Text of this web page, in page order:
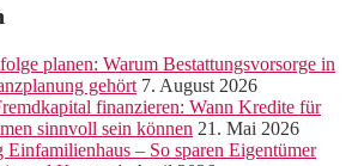
planen: Warum Bestattungsvorsorge in
gehört 7. August 2026
finanzieren: Wann Kredite für
sinnvoll sein können 21. Mai 2026
Einfamilienhaus – So sparen Eigentümer